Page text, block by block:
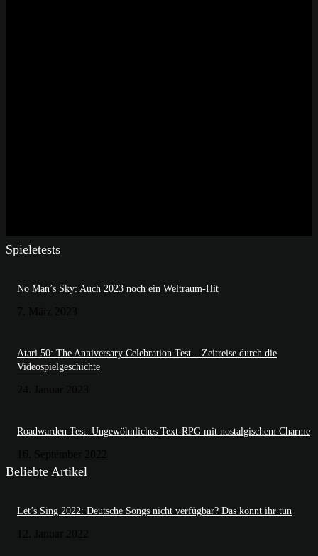
Spieletests
No Man’s Sky: Auch 2023 noch ein Weltraum-Hit
Atari 50: The Anniversary Celebration Test – Zeitreise durch die
Videospielgeschichte
Roadwarden Test: Ungewöhnliches Text-RPG mit nostalgischem Charme
Beliebte Artikel
Let’s Sing 2022: Deutsche Songs nicht verfügbar? Das könnt ihr tun